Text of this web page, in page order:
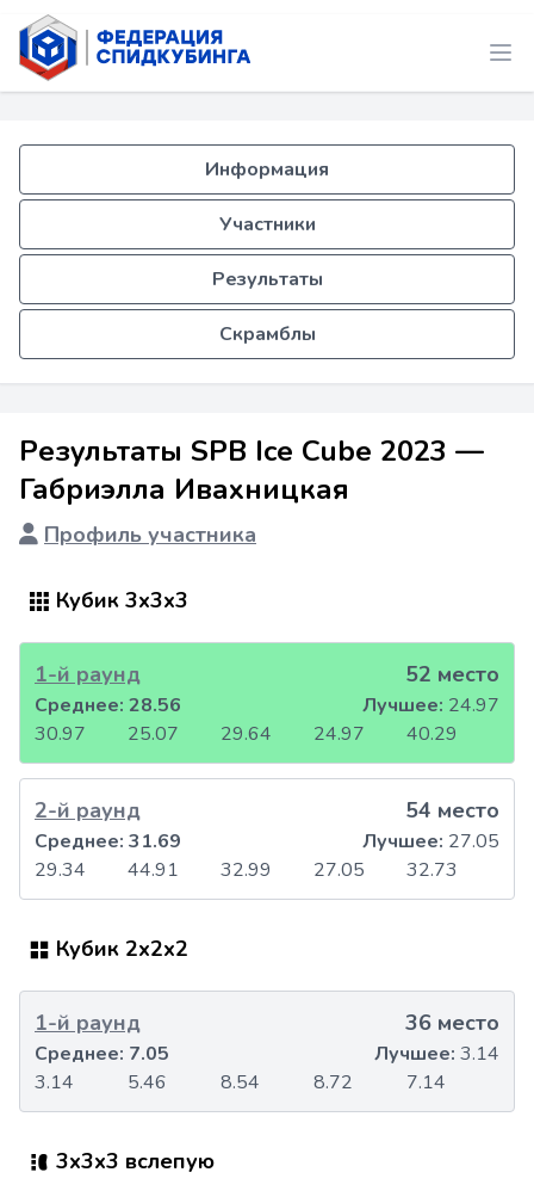
Информация
Участники
Результаты
Скрамблы
Результаты SPB Ice Cube 2023 —
Габриэлла Ивахницкая
Профиль участника
Кубик 3x3x3
1-й раунд 52 место
30.97 25.07 29.64 24.97 40.29
Среднее: 28.56 Лучшее: 24.97
2-й раунд 54 место
29.34 44.91 32.99 27.05 32.73
Среднее: 31.69 Лучшее: 27.05
Кубик 2x2x2
1-й раунд 36 место
3.14 5.46 8.54 8.72 7.14
Среднее: 7.05 Лучшее: 3.14
3x3x3 вслепую